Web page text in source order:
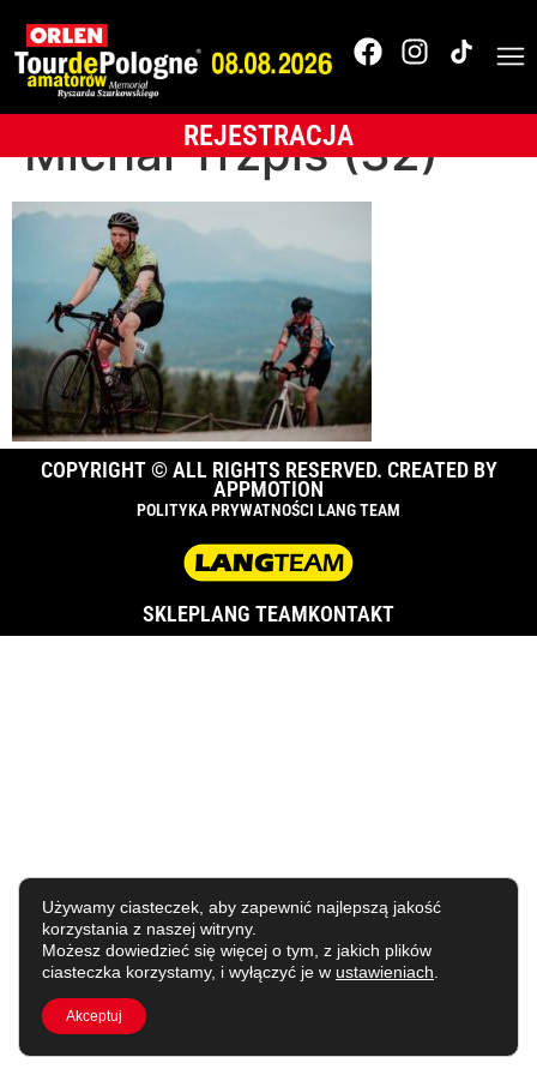
REJESTRACJA
OLTR-2025-
BUKOVINA Resort-
Michał Trzpis (32)
COPYRIGHT © ALL RIGHTS RESERVED. CREATED BY
APPMOTION
POLITYKA PRYWATNOŚCI LANG TEAM
SKLEPLANG TEAMKONTAKT
Używamy ciasteczek, aby zapewnić najlepszą jakość
korzystania z naszej witryny.
Możesz dowiedzieć się więcej o tym, z jakich plików
ciasteczka korzystamy, i wyłączyć je w ustawieniach
Akceptuj